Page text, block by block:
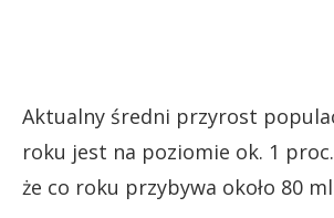
Aktualny średni przyrost
roku jest na poziomie ok. 1
że co roku przybywa około 80